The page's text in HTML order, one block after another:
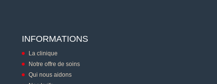
INFORMATIONS
La clinique
Notre offre de soins
Qui nous aidons